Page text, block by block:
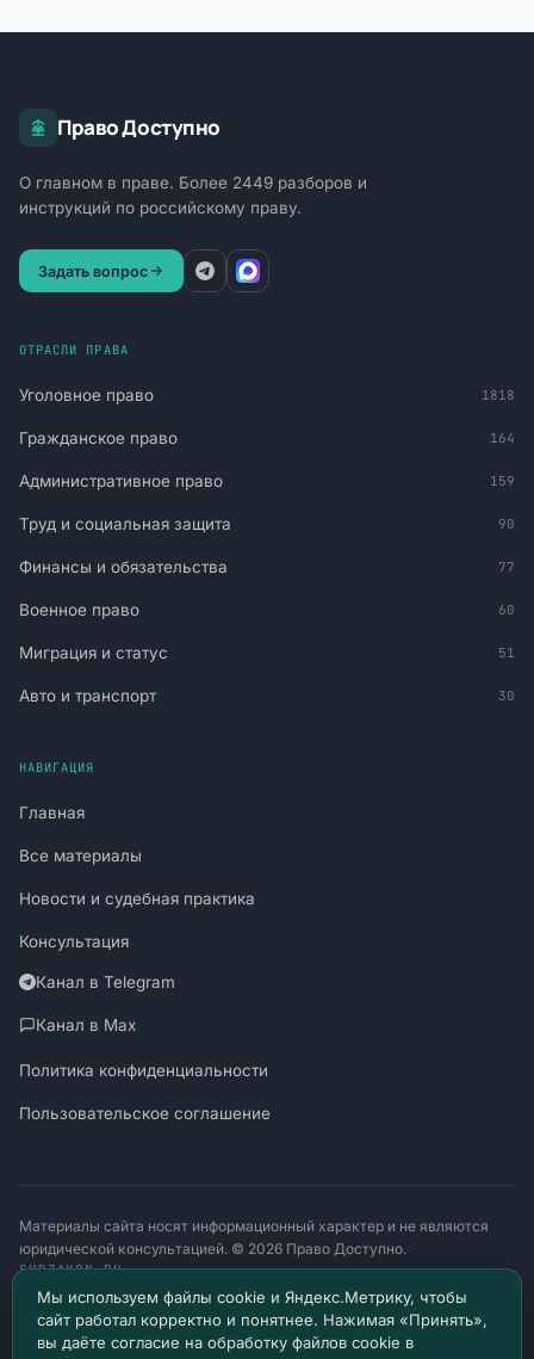
Право Доступно
О главном в праве. Более 2449 разборов и
инструкций по российскому праву.
Задать вопрос
ОТРАСЛИ ПРАВА
Уголовное право 1818
Гражданское право 164
Административное право 159
Труд и социальная защита 90
Финансы и обязательства 77
Военное право 60
Миграция и статус 51
Авто и транспорт 30
НАВИГАЦИЯ
Главная
Все материалы
Новости и судебная практика
Консультация
Канал в Telegram
Канал в Max
Политика конфиденциальности
Пользовательское соглашение
Материалы сайта носят информационный характер и не являются
юридической консультацией. © 2026 Право Доступно.
SUDZAKON.RU
Оператор персональных данных: ООО «ЯЛАНЖИ И ПАРТНЕРЫ»
ИНН 9717182760 · ОГРН 1257700370641
129085, г. Москва, проезд Ольминского, д. 4, помещ. 8н
Мы используем файлы cookie и Яндекс.Метрику, чтобы
сайт работал корректно и понятнее. Нажимая «Принять»,
вы даёте согласие на обработку файлов cookie в